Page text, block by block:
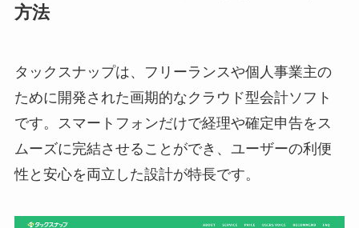
方法
タックスナップは、フリーランスや個人事業主の
ために開発された画期的なクラウド型会計ソフト
です。スマートフォンだけで経理や確定申告をス
ムーズに完結させることができ、ユーザーの利便
性と安心を両立した設計が特長です。